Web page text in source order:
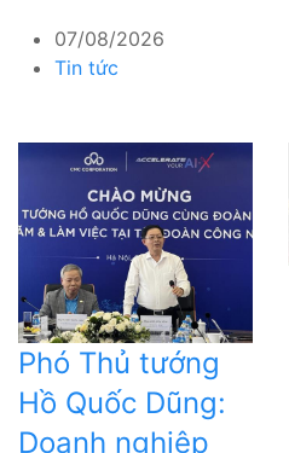
07/08/2026
Tin tức
Phó Thủ tướng
Hồ Quốc Dũng:
Doanh nghiệp